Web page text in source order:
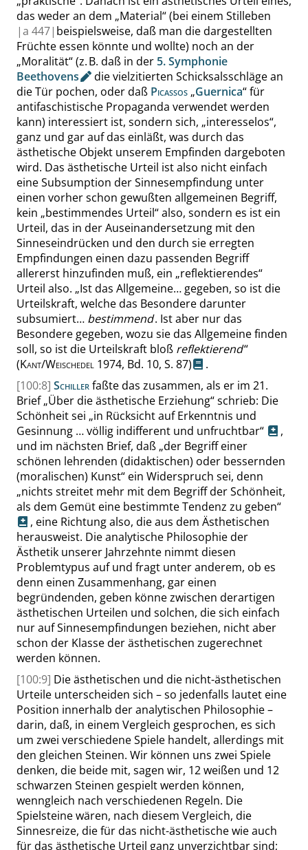
das weder an dem „Material“(bei einem Stilleben
|a 447| beispielsweise, daß man die dargestellten
Früchte essen könnte und wollte) noch an der
„Moralität“(z. B. daß in der 5. Symphonie
Beethovens
die vielzitierten Schicksalsschläge an
die Tür pochen, oder daß Picassos „Guernica“für
antifaschistische Propaganda verwendet werden
kann) interessiert ist, sondern sich, „interesselos“,
ganz und gar auf das einläßt, was durch das
ästhetische Objekt unserem Empfinden dargeboten
wird. Das ästhetische Urteil ist also nicht einfach
eine Subsumption der Sinnesempfindung unter
einen vorher schon gewußten allgemeinen Begriff,
kein „bestimmendes Urteil“also, sondern es ist ein
Urteil, das in der Auseinandersetzung mit den
Sinneseindrücken und den durch sie erregten
Empfindungen einen dazu passenden Begriff
allererst hinzufinden muß, ein „reflektierendes“
Urteil also. „Ist das Allgemeine… gegeben, so ist die
Urteilskraft, welche das Besondere darunter
subsumiert… bestimmend. Ist aber nur das
Besondere gegeben, wozu sie das Allgemeine finden
soll, so ist die Urteilskraft bloß reflektierend“
(Kant/Weischedel 1974, Bd. 10, S. 87)
.
[100:8] Schillerfaßte das zusammen, als er im 21.
Brief„Über die ästhetische Erziehung“schrieb: Die
Schönheit sei „in Rücksicht aufErkenntnis und
Gesinnung … völlig indifferent und unfruchtbar“
,
und im nächsten Brief, daß „der Begriff einer
schönen lehrenden (didaktischen) oder bessernden
(moralischen) Kunst“ ein Widerspruch sei, denn
„nichts streitet mehr mit dem Begriff der Schönheit,
als dem Gemüt eine bestimmte Tendenz zu geben“
, eine Richtung also, die aus dem Ästhetischen
herausweist. Die analytische Philosophie der
Ästhetik unserer Jahrzehnte nimmt diesen
Problemtypus auf und fragt unter anderem, ob es
denn einen Zusammenhang, gar einen
begründenden, geben könne zwischen derartigen
ästhetischen Urteilen und solchen, die sich einfach
nur auf Sinnesempfindungen beziehen, nicht aber
schon der Klasse der ästhetischen zugerechnet
werden können.
[100:9] Die ästhetischen und die nicht-ästhetischen
Urteile unterscheiden sich – so jedenfalls lautet eine
Position innerhalb der analytischen Philosophie –
darin, daß, in einem Vergleich gesprochen, es sich
um zwei verschiedene Spiele handelt, allerdings mit
den gleichen Steinen. Wir können uns zwei Spiele
denken, die beide mit, sagen wir, 12 weißen und 12
schwarzen Steinen gespielt werden können,
wenngleich nach verschiedenen Regeln. Die
Spielsteine wären, nach diesem Vergleich, die
Sinnesreize, diefür das nicht-ästhetischewie auch
für das ästhetische Urteil ganz unverzichtbar sind;